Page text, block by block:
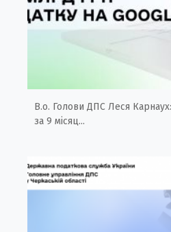
В.о. Голови ДПС Леся
за 9 місяц...